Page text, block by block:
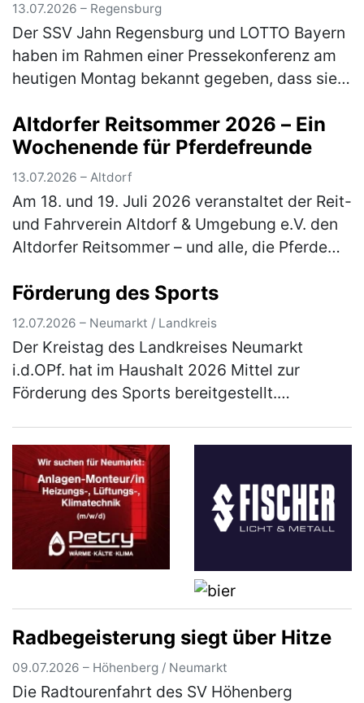
13.07.2026 – Regensburg
Der SSV Jahn Regensburg und LOTTO Bayern
haben im Rahmen einer Pressekonferenz am
heutigen Montag bekannt gegeben, dass sie
fortsetzen. Die loyale und sehr langjäh…
(mehr)
Altdorfer Reitsommer 2026 – Ein
Wochenende für Pferdefreunde
13.07.2026 – Altdorf
Am 18. und 19. Juli 2026 veranstaltet der Reit-
und Fahrverein Altdorf & Umgebung e.V. den
Altdorfer Reitsommer – und alle, die Pferde
Besucher erleb…(mehr)
Förderung des Sports
12.07.2026 – Neumarkt / Landkreis
Der Kreistag des Landkreises Neumarkt
i.d.OPf. hat im Haushalt 2026 Mittel zur
Förderung des Sports bereitgestellt.
werden, …(mehr)
Radbegeisterung siegt über Hitze
09.07.2026 – Höhenberg / Neumarkt
Die Radtourenfahrt des SV Höhenberg